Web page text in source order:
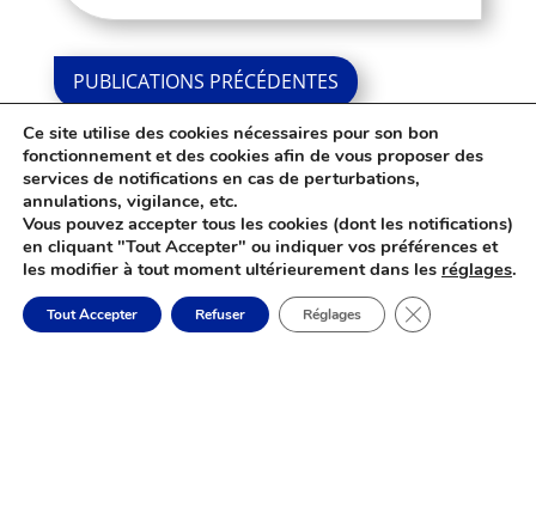
précédentes
Entrées
suivantes »
Ce site utilise des cookies nécessaires pour son bon
fonctionnement et des cookies afin de vous proposer des
services de notifications en cas de perturbations,
annulations, vigilance, etc.
Vous pouvez accepter tous les cookies (dont les notifications)
en cliquant "Tout Accepter" ou indiquer vos préférences et
les modifier à tout moment ultérieurement dans les réglages.
Tout Accepter Refuser Réglages Fermer la